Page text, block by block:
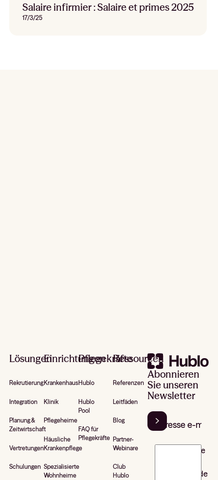
Salaire infirmier : Salaire et primes 2025
17/3/25
Lösungen
Rekrutierung
Integration
Planung &
Zeitwirtschaft
Vertretungen
Schulungen
Einrichtungen
Krankenhaus
Klinik
Pflegeheime
Häusliche
Krankenpflege
Spezialisierte
Wohnheime
Pflegekräfte
Hublo
Hublo
Pool
FAQ für
Pflegekräfte
Ressourcen
Referenzen
Leitfäden
Blog
Partner-
Webinare
Club
Hublo
Abonnieren
Sie unseren
Newsletter
J’accepte de
newsletter de